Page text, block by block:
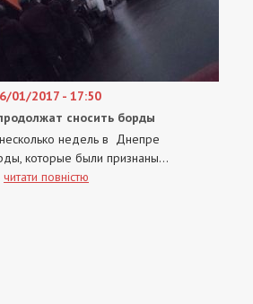
01/2017 - 17:50
сносить борды
недель в Днепре
которые были признаны...
читати повністю